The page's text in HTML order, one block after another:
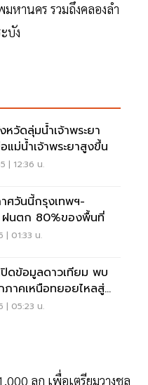
หานคร รวมถึงคลองลำ
บัง
หวัดลุ่มน้ำเจ้าพระยา
แม่น้ำเจ้าพระยาสูงขึ้น
| 12:36 น.
ศวันนี้กรุงเทพฯ-
นตก 80%ของพื้นที่
| 01:33 น.
ปิดข้อมูลดาวเทียม พบ
ภาคเหนือทยอยไหลสู่
| 05:23 น.
ลูก เพื่อเตรียมวางชล